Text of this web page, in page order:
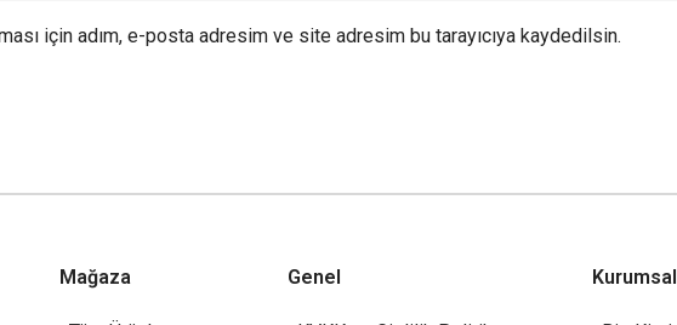
için adım, e-posta adresim ve site adresim bu tarayıcıya kaydedilsin.
Mağaza Genel Kurumsal